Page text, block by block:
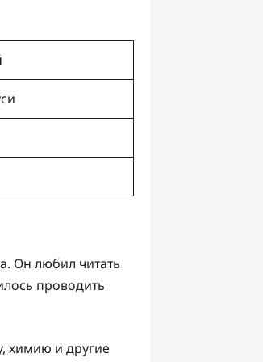
Он любил читать
проводить
химию и другие